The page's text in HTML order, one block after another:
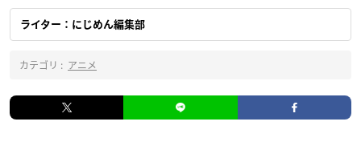
ライター：にじめん編集部
カテゴリ : アニメ